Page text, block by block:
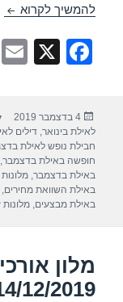
להמשיך לקרוא
F
e
b
o
o
X
פורסם
בתאריך
4 בדצמבר 2019
לאילת בינואר,דילים
חבילת נופש לאילת
חופשה באילת בדצמבר,
באילת בדצמבר,
באילת השוואת מחירים
באילת מבצעים,מלונות
מלון
12/2019